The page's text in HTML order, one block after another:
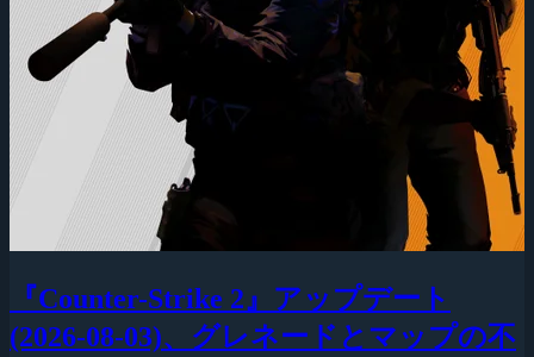
『Counter-Strike 2』アップデート
(2026-08-03)、グレネードとマップの不